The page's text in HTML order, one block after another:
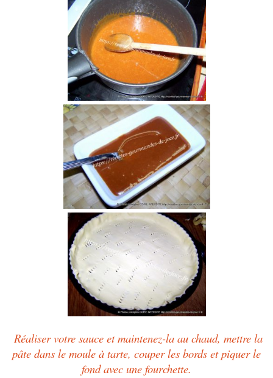
Réaliser votre sauce et maintenez-la au chaud, mettre la
pâte dans le moule à tarte, couper les bords et piquer le
fond avec une fourchette.